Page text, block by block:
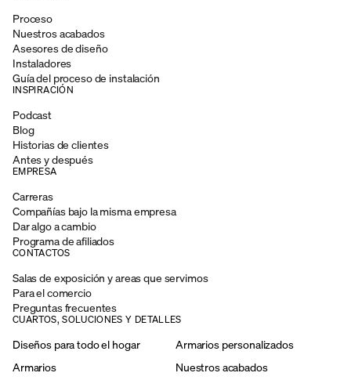
Proceso
Nuestros acabados
Asesores de diseño
Instaladores
Guía del proceso de instalación
INSPIRACIÓN
Podcast
Blog
Historias de clientes
Antes y después
EMPRESA
Carreras
Compañías bajo la misma empresa
Dar algo a cambio
Programa de afiliados
CONTACTOS
Salas de exposición y areas que servimos
Para el comercio
Preguntas frecuentes
CUARTOS, SOLUCIONES Y DETALLES
Diseños para todo el hogar
Armarios personalizados
Armarios
Nuestros acabados